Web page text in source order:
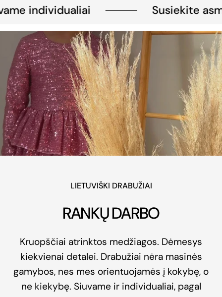
individualiai Susiekite
LIETUVIŠKI DRABUŽIAI
RANKŲ DARBO
Kruopščiai atrinktos medžiagos. Dėmesys
kiekvienai detalei. Drabužiai nėra masinės
gamybos, nes mes orientuojamės į kokybę, o
ne kiekybę. Siuvame ir individualiai, pagal